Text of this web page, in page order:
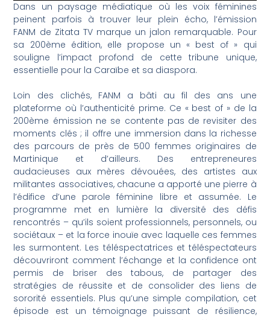
Dans un paysage médiatique où les voix féminines
peinent parfois à trouver leur plein écho, l’émission
FANM de Zitata TV marque un jalon remarquable. Pour
sa 200ème édition, elle propose un « best of » qui
souligne l’impact profond de cette tribune unique,
essentielle pour la Caraïbe et sa diaspora.
Loin des clichés, FANM a bâti au fil des ans une
plateforme où l’authenticité prime. Ce « best of » de la
200ème émission ne se contente pas de revisiter des
moments clés ; il offre une immersion dans la richesse
des parcours de près de 500 femmes originaires de
Martinique et d’ailleurs. Des entrepreneures
audacieuses aux mères dévouées, des artistes aux
militantes associatives, chacune a apporté une pierre à
l’édifice d’une parole féminine libre et assumée. Le
programme met en lumière la diversité des défis
rencontrés – qu’ils soient professionnels, personnels, ou
sociétaux – et la force inouïe avec laquelle ces femmes
les surmontent. Les téléspectatrices et téléspectateurs
découvriront comment l’échange et la confidence ont
permis de briser des tabous, de partager des
stratégies de réussite et de consolider des liens de
sororité essentiels. Plus qu’une simple compilation, cet
épisode est un témoignage puissant de résilience,